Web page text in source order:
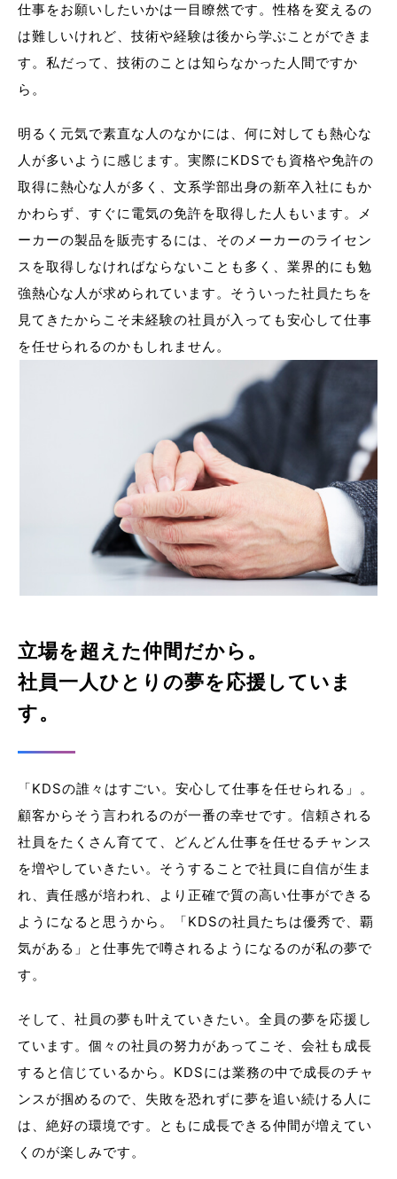
仕事をお願いしたいかは一目瞭然です。性格を変えるの
は難しいけれど、技術や経験は後から学ぶことができま
す。私だって、技術のことは知らなかった人間ですか
ら。
明るく元気で素直な人のなかには、何に対しても熱心な
人が多いように感じます。実際にKDSでも資格や免許の
取得に熱心な人が多く、文系学部出身の新卒入社にもか
かわらず、すぐに電気の免許を取得した人もいます。メ
ーカーの製品を販売するには、そのメーカーのライセン
スを取得しなければならないことも多く、業界的にも勉
強熱心な人が求められています。そういった社員たちを
見てきたからこそ未経験の社員が入っても安心して仕事
を任せられるのかもしれません。
立場を超えた仲間だから。
社員一人ひとりの夢を応援していま
す。
「KDSの誰々はすごい。安心して仕事を任せられる」。
顧客からそう言われるのが一番の幸せです。信頼される
社員をたくさん育てて、どんどん仕事を任せるチャンス
を増やしていきたい。そうすることで社員に自信が生ま
れ、責任感が培われ、より正確で質の高い仕事ができる
ようになると思うから。「KDSの社員たちは優秀で、覇
気がある」と仕事先で噂されるようになるのが私の夢で
す。
そして、社員の夢も叶えていきたい。全員の夢を応援し
ています。個々の社員の努力があってこそ、会社も成長
すると信じているから。KDSには業務の中で成長のチャ
ンスが掴めるので、失敗を恐れずに夢を追い続ける人に
は、絶好の環境です。ともに成長できる仲間が増えてい
くのが楽しみです。